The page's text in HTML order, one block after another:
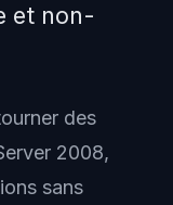
et non-
des
2008,
sans